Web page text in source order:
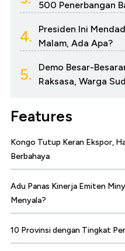
500 Penerbangan
4.
Presiden Ini
Malam, Ada Apa?
5.
Demo Besar-
Raksasa, Warga
Features
Kongo Tutup Keran Ekspor,
Berbahaya
Adu Panas Kinerja Emiten
Menyala?
10 Provinsi dengan Tingkat